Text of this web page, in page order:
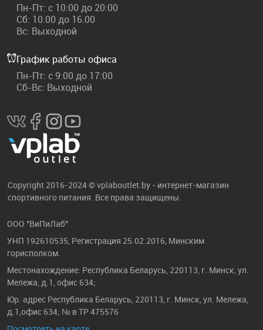
Пн-Пт: с 10:00 до 20:00
Сб: 10.00 до 16.00
Вс: Выходной
График работы офиса
Пн-Пт: с 9:00 до 17:00
Сб-Вс: Выходной
Copyright 2016-2024 © vplaboutlet.by - интернет-магазин
спортивного питания. Все права защищены.
ООО "ВиПиЛаб"
УНП 192610535, Регистрация 25.02.2016, Минским
горисполком.
Местонахождение: Республика Беларусь, 220113, г. Минск, ул.
Мележа, д.1, офис 634;
Юр. адрес Республика Беларусь, 220113, г. Минск, ул. Мележа,
д.1,офис 634; № в ТР 475576